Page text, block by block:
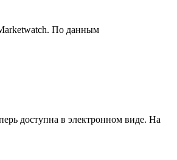
По данным
доступна в электронном виде. На